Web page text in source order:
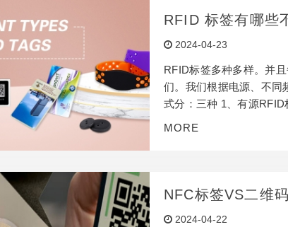
RFID 标签有哪些
2024-04-23
RFID标签多种多样。并
们。我们根据电源、不同
式分：三种 1、有源
MORE
NFC标签VS二维
2024-04-22